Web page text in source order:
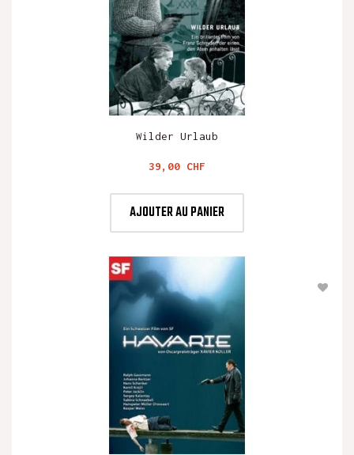
Wilder Urlaub
Prix
39,00 CHF
AJOUTER AU PANIER